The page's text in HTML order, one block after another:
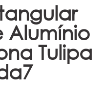
Alumínio
Tulipa